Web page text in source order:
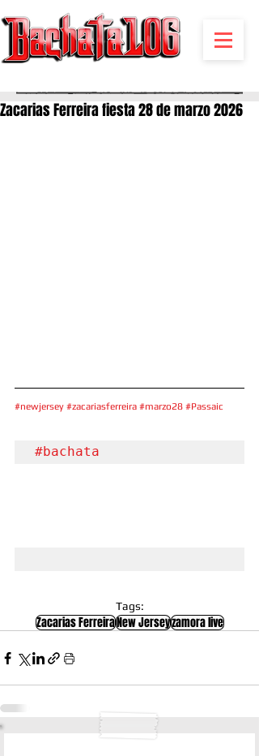
Zacarias Ferreira fiesta 28 de marzo 2026
#newjersey #zacariasferreira #marzo28 #Passaic
#bachata
Tags:
Zacarias FerreiraNew Jerseyzamora live